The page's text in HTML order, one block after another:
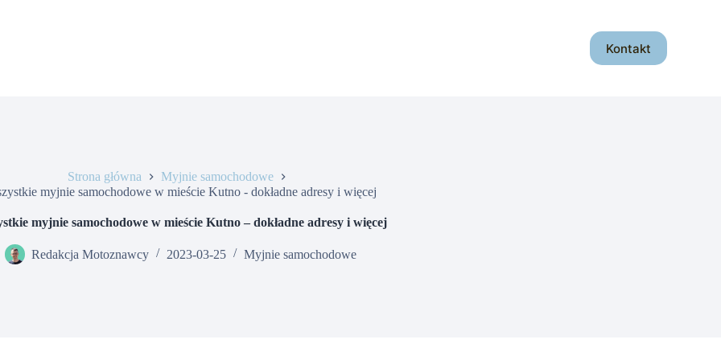
Kontakt
Strona główna
Myjnie samochodowe
myjnie samochodowe w mieście Kutno - dokładne adresy i więcej
myjnie samochodowe w mieście Kutno – dokładne adresy i więcej
Redakcja Motoznawcy 2023-03-25 Myjnie samochodowe